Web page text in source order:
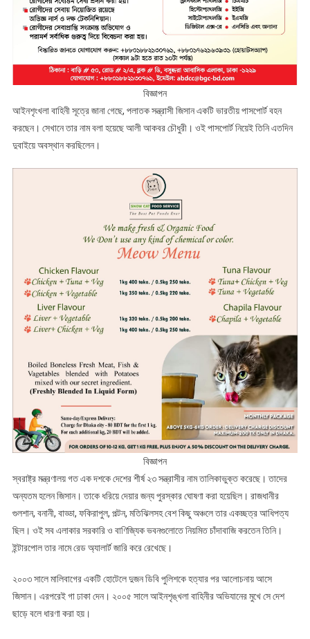
বিজ্ঞাপন
আইনশৃংখলা বাহিনী সূত্রে জানা গেছে, পলাতক সন্ত্রাসী জিসান একটি ভারতীয় পাসপোর্ট বহন
করছেন। সেখানে তার নাম বলা হয়েছে আলী আকবর চৌধুরী। ওই পাসপোর্ট নিয়েই তিনি এতদিন
দুবাইয়ে অবস্থান করছিলেন।
বিজ্ঞাপন
স্বরাষ্ট্র মন্ত্রণালয় গত এক দশকে দেশের শীর্ষ ২৩ সন্ত্রাসীর নাম তালিকাভুক্ত করেছে। তাদের
অন্যতম হলেন জিসান। তাকে ধরিয়ে দেয়ার জন্য পুরস্কার ঘোষণা করা হয়েছিল। রাজধানীর
গুলশান, বনানী, বাড্ডা, ফকিরাপুল, পল্টন, মতিঝিলসহ বেশ কিছু অঞ্চলে তার একচ্ছত্র আধিপত্য
ছিল। ওই সব এলাকার সরকারি ও বাণিজ্যিক ভবনগুলোতে নিয়মিত চাঁদাবাজি করতেন তিনি।
ইন্টারপোল তার নামে রেড অ্যালার্ট জারি করে রেখেছে।
২০০৩ সালে মালিবাগের একটি হোটেলে দুজন ডিবি পুলিশকে হত্যার পর আলোচনায় আসে
জিসান। এরপরেই গা ঢাকা দেন। ২০০৫ সালে আইনশৃঙ্খলা বাহিনীর অভিযানের মুখে সে দেশ
ছাড়ে বলে ধারণা করা হয়।